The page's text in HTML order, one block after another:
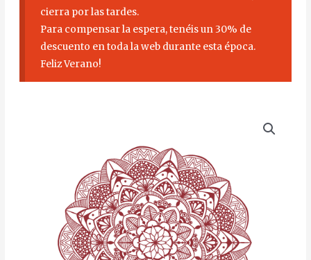
cierra por las tardes.
Para compensar la espera, tenéis un 30% de
descuento en toda la web durante esta época.
Feliz Verano!